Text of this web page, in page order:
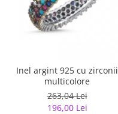
Inel argint 925 cu zirconii
multicolore
263,04 Lei
196,00 Lei